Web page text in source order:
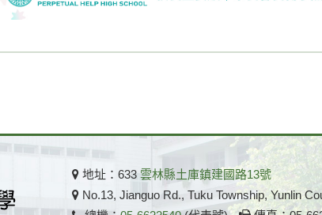
地址：633 雲林縣土庫鎮建國路13號
No.13, Jianguo Rd., Tuku Township, Yunlin